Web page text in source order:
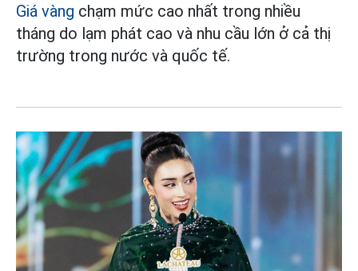
Giá vàng chạm mức cao nhất trong nhiều
tháng do lạm phát cao và nhu cầu lớn ở cả thị
trường trong nước và quốc tế.